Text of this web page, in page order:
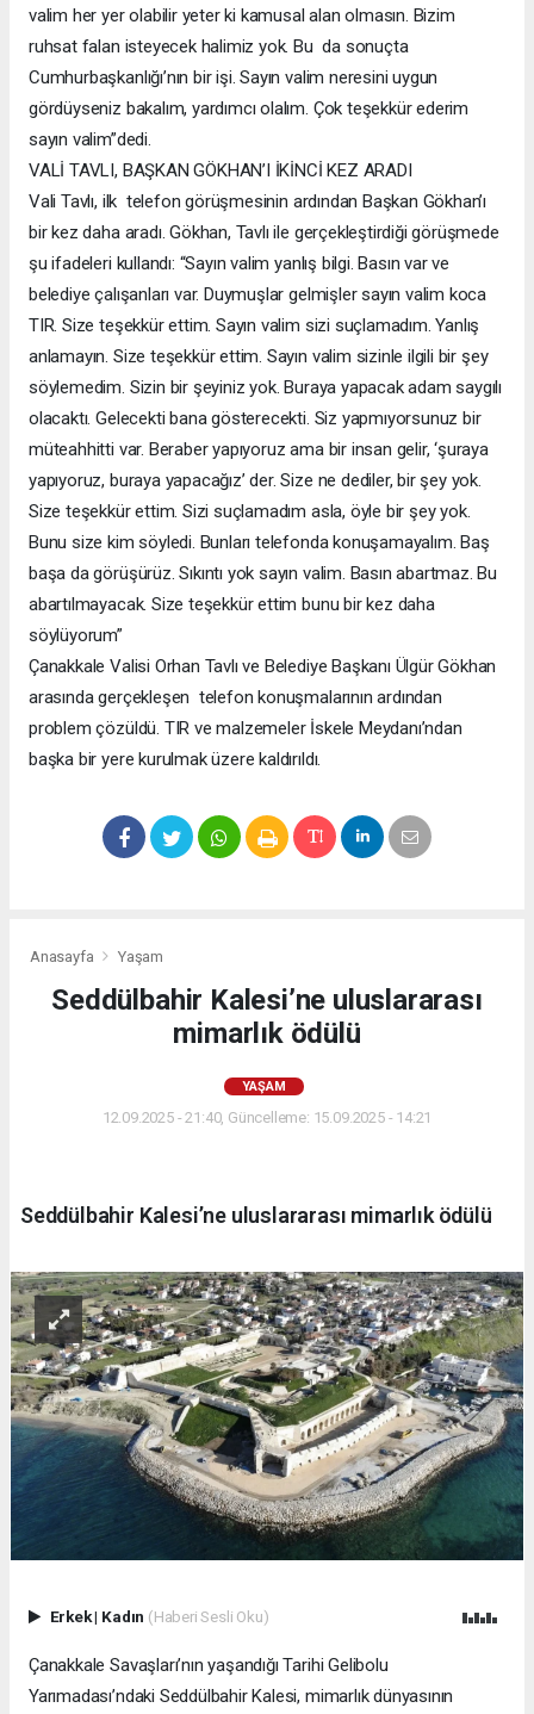
valim her yer olabilir yeter ki kamusal alan olmasın. Bizim
ruhsat falan isteyecek halimiz yok. Bu da sonuçta
Cumhurbaşkanlığı’nın bir işi. Sayın valim neresini uygun
gördüyseniz bakalım, yardımcı olalım. Çok teşekkür ederim
sayın valim”dedi.
VALİ TAVLI, BAŞKAN GÖKHAN’I İKİNCİ KEZ ARADI
Vali Tavlı, ilk telefon görüşmesinin ardından Başkan Gökhan’ı
bir kez daha aradı. Gökhan, Tavlı ile gerçekleştirdiği görüşmede
şu ifadeleri kullandı: “Sayın valim yanlış bilgi. Basın var ve
belediye çalışanları var. Duymuşlar gelmişler sayın valim koca
TIR. Size teşekkür ettim. Sayın valim sizi suçlamadım. Yanlış
anlamayın. Size teşekkür ettim. Sayın valim sizinle ilgili bir şey
söylemedim. Sizin bir şeyiniz yok. Buraya yapacak adam saygılı
olacaktı. Gelecekti bana gösterecekti. Siz yapmıyorsunuz bir
müteahhitti var. Beraber yapıyoruz ama bir insan gelir, ‘şuraya
yapıyoruz, buraya yapacağız’ der. Size ne dediler, bir şey yok.
Size teşekkür ettim. Sizi suçlamadım asla, öyle bir şey yok.
Bunu size kim söyledi. Bunları telefonda konuşamayalım. Baş
başa da görüşürüz. Sıkıntı yok sayın valim. Basın abartmaz. Bu
abartılmayacak. Size teşekkür ettim bunu bir kez daha
söylüyorum”
Çanakkale Valisi Orhan Tavlı ve Belediye Başkanı Ülgür Gökhan
arasında gerçekleşen telefon konuşmalarının ardından
problem çözüldü. TIR ve malzemeler İskele Meydanı’ndan
başka bir yere kurulmak üzere kaldırıldı.
Anasayfa Yaşam
Seddülbahir Kalesi’ne uluslararası
mimarlık ödülü
YAŞAM
12.09.2025 - 21:40, Güncelleme: 15.09.2025 - 14:21
Seddülbahir Kalesi’ne uluslararası mimarlık ödülü
Erkek| Kadın (Haberi Sesli Oku)
Çanakkale Savaşları’nın yaşandığı Tarihi Gelibolu
Yarımadası’ndaki Seddülbahir Kalesi, mimarlık dünyasının